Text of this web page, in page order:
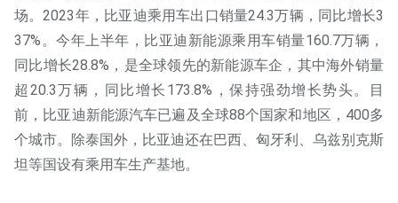
场。2023年，比亚迪乘用车出口销量24.3万辆，同比增长3
37%。今年上半年，比亚迪新能源乘用车销量160.7万辆，
同比增长28.8%，是全球领先的新能源车企，其中海外销量
超20.3万辆，同比增长173.8%，保持强劲增长势头。目
前，比亚迪新能源汽车已遍及全球88个国家和地区，400多
个城市。除泰国外，比亚迪还在巴西、匈牙利、乌兹别克斯
坦等国设有乘用车生产基地。